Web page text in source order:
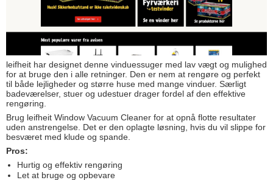
leifheit har designet denne vinduessuger med lav vægt og mulighed
for at bruge den i alle retninger. Den er nem at rengøre og perfekt
til både lejligheder og større huse med mange vinduer. Særligt
badeværelser, stuer og udestuer drager fordel af den effektive
rengøring.
Brug leifheit Window Vacuum Cleaner for at opnå flotte resultater
uden anstrengelse. Det er den oplagte løsning, hvis du vil slippe for
besværet med klude og spande.
Pros:
Hurtig og effektiv rengøring
Let at bruge og opbevare